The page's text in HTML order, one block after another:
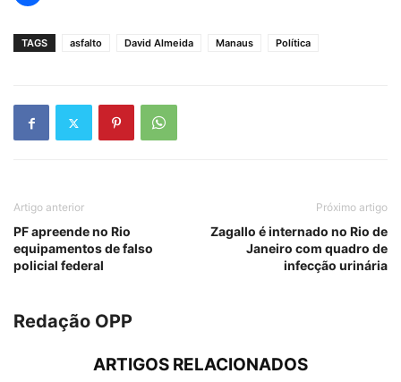
TAGS asfalto David Almeida Manaus Política
Artigo anterior
PF apreende no Rio
equipamentos de falso
policial federal
Próximo artigo
Zagallo é internado no Rio de
Janeiro com quadro de
infecção urinária
Redação OPP
ARTIGOS RELACIONADOS